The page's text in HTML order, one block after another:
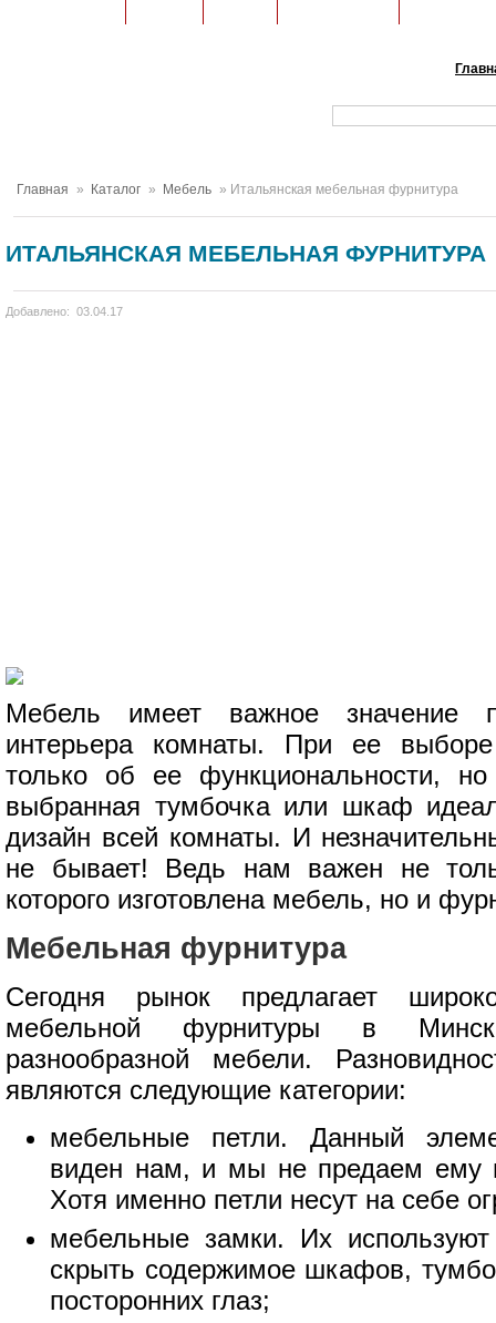
Главная » Каталог » Мебель » Итальянская мебельная фурнитура
ИТАЛЬЯНСКАЯ МЕБЕЛЬНАЯ ФУРНИТУРА
Добавлено: 03.04.17
Мебель имеет важное значение
интерьера комнаты. При ее
только об ее функциональности,
выбранная тумбочка или шкаф
дизайн всей комнаты. И
не бывает! Ведь нам важен не
которого изготовлена мебель, но и
Мебельная фурнитура
Сегодня рынок предлагает
мебельной фурнитуры в
разнообразной мебели.
являются следующие категории:
мебельные петли. Данный
виден нам, и мы не предаем ему
Хотя именно петли несут на себе
мебельные замки. Их
скрыть содержимое шкафов,
посторонних глаз;